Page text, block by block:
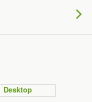
Desktop